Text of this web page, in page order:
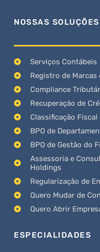
NOSSAS SOLUÇÕES
Serviços Contábeis
Registro de Marcas
Compliance
Recuperação de
Classificação Fiscal
BPO de
BPO de Gestão do
Assessoria e
Holdings
Regularização de
Quero Mudar de
Quero Abrir
ESPECIALIDADES